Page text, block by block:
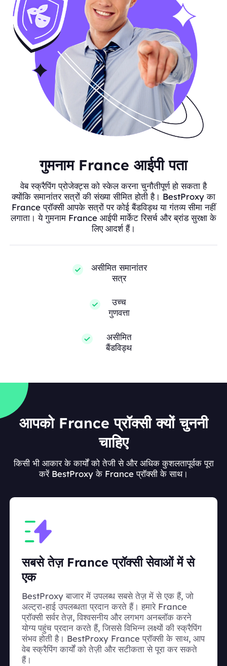
गुमनाम France आईपी पता
वेब स्क्रैपिंग प्रोजेक्ट्स को स्केल करना चुनौतीपूर्ण हो सकता है
क्योंकि समानांतर सत्रों की संख्या सीमित होती है। BestProxy का
France प्रॉक्सी आपके सत्रों पर कोई बैंडविड्थ या गंतव्य सीमा नहीं
लगाता। ये गुमनाम France आईपी मार्केट रिसर्च और ब्रांड सुरक्षा के
लिए आदर्श हैं।
असीमित समानांतर
सत्र
उच्च
गुणवत्ता
असीमित
बैंडविड्थ
आपको France प्रॉक्सी क्यों चुननी
चाहिए
किसी भी आकार के कार्यों को तेजी से और अधिक कुशलतापूर्वक पूरा
करें BestProxy के France प्रॉक्सी के साथ।
सबसे तेज़ France प्रॉक्सी सेवाओं में से
एक
BestProxy बाजार में उपलब्ध सबसे तेज़ में से एक हैं, जो
अल्ट्रा-हाई उपलब्धता प्रदान करते हैं। हमारे France
प्रॉक्सी सर्वर तेज़, विश्वसनीय और लगभग अनब्लॉक करने
योग्य पहुंच प्रदान करते हैं, जिससे विभिन्न लक्ष्यों की स्क्रैपिंग
संभव होती है। BestProxy France प्रॉक्सी के साथ, आप
वेब स्क्रैपिंग कार्यों को तेज़ी और सटीकता से पूरा कर सकते
हैं।